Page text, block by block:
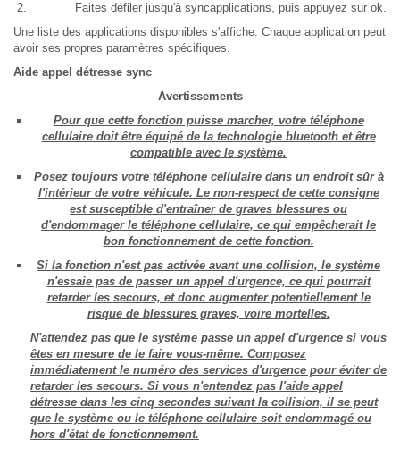
Faites défiler jusqu'à syncapplications, puis appuyez sur ok.
Une liste des applications disponibles s'affiche. Chaque application peut
avoir ses propres paramètres spécifiques.
Aide appel détresse sync
Avertissements
Pour que cette fonction puisse marcher, votre téléphone
cellulaire doit être équipé de la technologie bluetooth et être
compatible avec le système.
Posez toujours votre téléphone cellulaire dans un endroit sûr à
l'intérieur de votre véhicule. Le non-respect de cette consigne
est susceptible d'entraîner de graves blessures ou
d'endommager le téléphone cellulaire, ce qui empêcherait le
bon fonctionnement de cette fonction.
Si la fonction n'est pas activée avant une collision, le système
n'essaie pas de passer un appel d'urgence, ce qui pourrait
retarder les secours, et donc augmenter potentiellement le
risque de blessures graves, voire mortelles.
N'attendez pas que le système passe un appel d'urgence si vous
êtes en mesure de le faire vous-même. Composez
immédiatement le numéro des services d'urgence pour éviter de
retarder les secours. Si vous n'entendez pas l'aide appel
détresse dans les cinq secondes suivant la collision, il se peut
que le système ou le téléphone cellulaire soit endommagé ou
hors d'état de fonctionnement.